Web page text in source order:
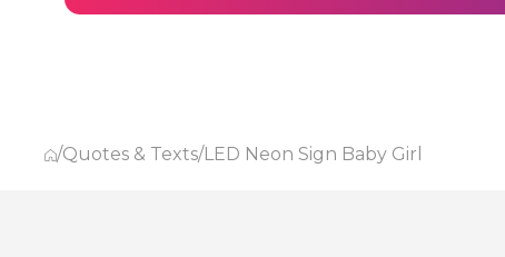
/Quotes & Texts/LED Neon Sign Baby Girl